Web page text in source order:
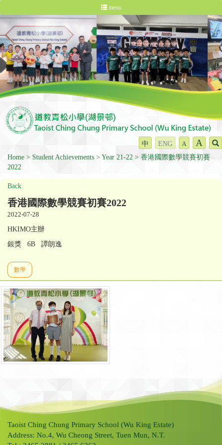
menu
中 ENG A A
Home Student Achievements Year 21-22
香港國際數學競賽初賽
2022
Back
香港國際數學競賽初賽2022
2022-07-28
HKIMO主辦
銀獎 6B 譚朗逸
數學
Taoist Ching Chung Primary School (Wu King Estate)
Address: No.4, Wu Cheong Street, Tuen Mun, N.T.